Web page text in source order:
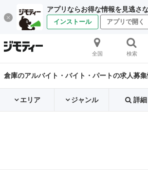
アプリならお得な情報を見逃さ
インストール アプリで開く
全国 検索
倉庫のアルバイト・バイト・パートの求人募集
エリア ジャンル 詳細